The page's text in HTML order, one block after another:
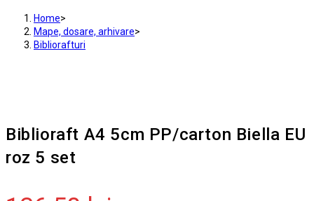
Home>
Mape, dosare, arhivare>
Bibliorafturi
Biblioraft A4 5cm PP/carton Biella EU
roz 5 set